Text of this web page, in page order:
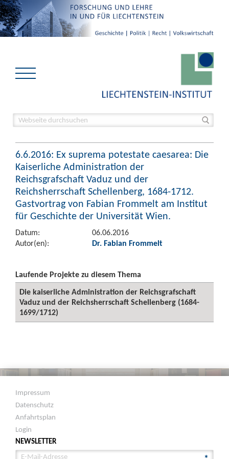
6.6.2016: Ex suprema potestate caesarea: Die
Kaiserliche Administration der
Reichsgrafschaft Vaduz und der
Reichsherrschaft Schellenberg, 1684-1712.
Gastvortrag von Fabian Frommelt am Institut
für Geschichte der Universität Wien.
Datum:
06.06.2016
Autor(en):
Dr. Fabian Frommelt
Laufende Projekte zu diesem Thema
Die kaiserliche Administration der Reichsgrafschaft
Vaduz und der Reichsherrschaft Schellenberg (1684-
1699/1712)
Impressum
Datenschutz
Anfahrtsplan
Login
NEWSLETTER